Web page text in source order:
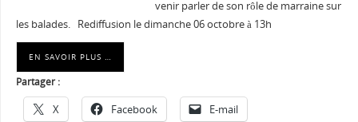
venir parler de son rôle de marraine sur
les balades. Rediffusion le dimanche 06 octobre à 13h
EN SAVOIR PLUS …
Partager :
X Facebook E-mail